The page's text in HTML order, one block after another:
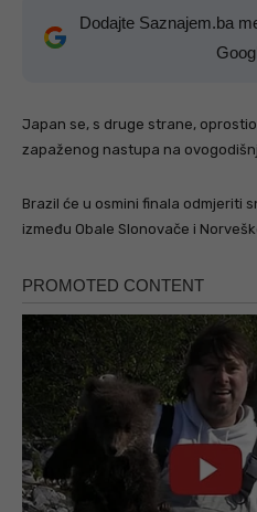
Dodajte Saznajem.ba
Japan se, s druge strane,
zapaženog nastupa na
Brazil će u osmini finala odmjeriti
između Obale Slonovače i